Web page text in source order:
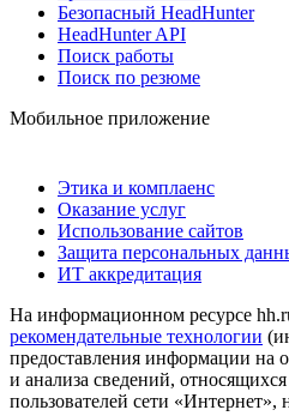
Безопасный HeadHunter
HeadHunter API
Поиск работы
Поиск по резюме
Мобильное приложение
Этика и комплаенс
Оказание услуг
Использование сайтов
Защита персональных
ИТ аккредитация
На информационном ресурсе
рекомендательные технологии
предоставления информации на
и анализа сведений,
пользователей сети «Интернет»,